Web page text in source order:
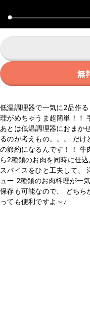
無
低温調理器で一気に2品作
理がめちゃうま超簡単！！
あとは低温調理器におまか
るのが考えもの。。。 だ
の節約になるんです！！ 牛
ら2種類のお肉を同時に仕
スパイスをひと工夫して、
ュー 2種類のお肉料理が一
保存も可能なので、 どちら
っても便利ですよ～♪